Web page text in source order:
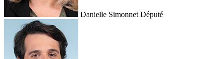
Danielle Simonnet Député